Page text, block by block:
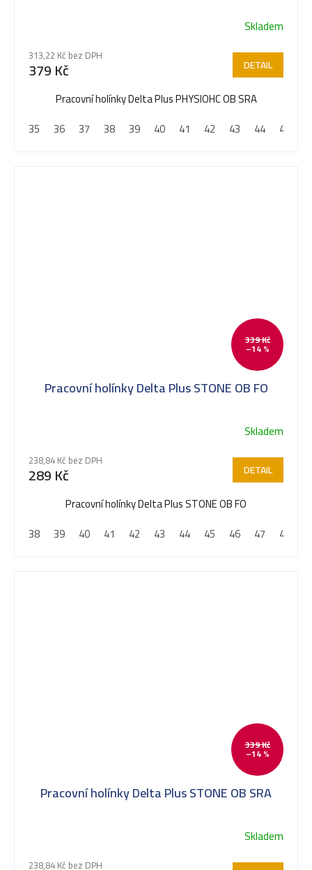
produktu
je
5
Skladem
313,22 Kč bez DPH
379 Kč DETAIL
Pracovní holínky Delta Plus PHYSIOHC OB SRA
35
36 37 38 39 40 41 42 43 44 45
339 Kč
–14 %
Pracovní holínky Delta Plus STONE OB FO
Skladem
238,84 Kč bez DPH
289 Kč DETAIL
Pracovní holínky Delta Plus STONE OB FO
38
39 40 41 42 43 44 45 46 47 48
339 Kč
–14 %
Pracovní holínky Delta Plus STONE OB SRA
Skladem
238,84 Kč bez DPH